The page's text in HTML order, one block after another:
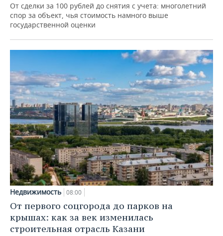
От сделки за 100 рублей до снятия с учета: многолетний
спор за объект, чья стоимость намного выше
государственной оценки
Недвижимость 08:00
От первого соцгорода до парков на
крышах: как за век изменилась
строительная отрасль Казани